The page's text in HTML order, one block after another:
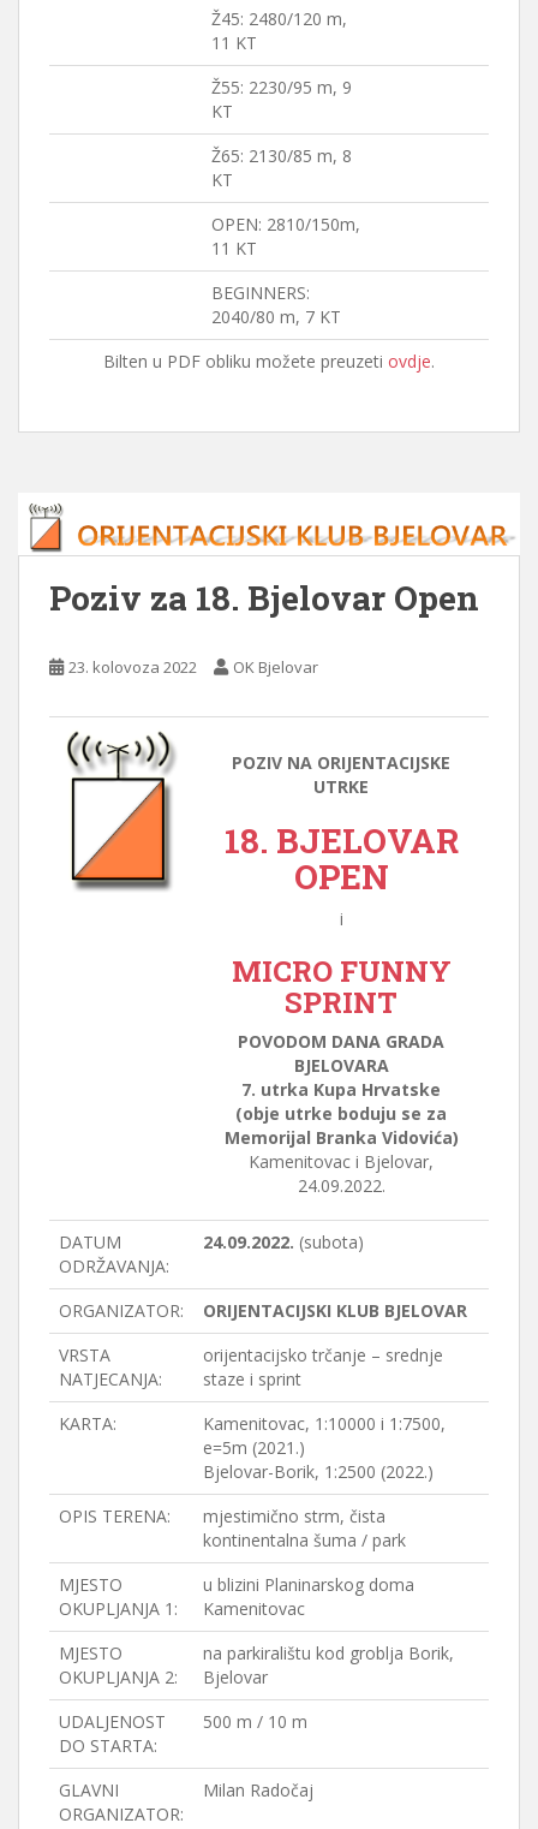
Ž45: 2480/120 m,
11 KT
Ž55: 2230/95 m, 9
KT
Ž65: 2130/85 m, 8
KT
OPEN: 2810/150m,
11 KT
BEGINNERS:
2040/80 m, 7 KT
Bilten u PDF obliku možete preuzeti ovdje.
Poziv za 18. Bjelovar Open
23. kolovoza 2022 OK Bjelovar
POZIV NA ORIJENTACIJSKE
UTRKE
18. BJELOVAR
OPEN
i
MICRO FUNNY
SPRINT
POVODOM DANA GRADA
BJELOVARA
7. utrka Kupa Hrvatske
(obje utrke boduju se za
Memorijal Branka Vidovića)
Kamenitovac i Bjelovar,
24.09.2022.
DATUM
ODRŽAVANJA:
24.09.2022. (subota)
ORGANIZATOR:
ORIJENTACIJSKI KLUB BJELOVAR
VRSTA
NATJECANJA:
orijentacijsko trčanje – srednje
staze i sprint
KARTA:
Kamenitovac, 1:10000 i 1:7500,
e=5m (2021.)
Bjelovar-Borik, 1:2500 (2022.)
OPIS TERENA:
mjestimično strm, čista
kontinentalna šuma / park
MJESTO
OKUPLJANJA 1:
u blizini Planinarskog doma
Kamenitovac
MJESTO
OKUPLJANJA 2:
na parkiralištu kod groblja Borik,
Bjelovar
UDALJENOST
DO STARTA:
500 m / 10 m
GLAVNI
ORGANIZATOR:
Milan Radočaj